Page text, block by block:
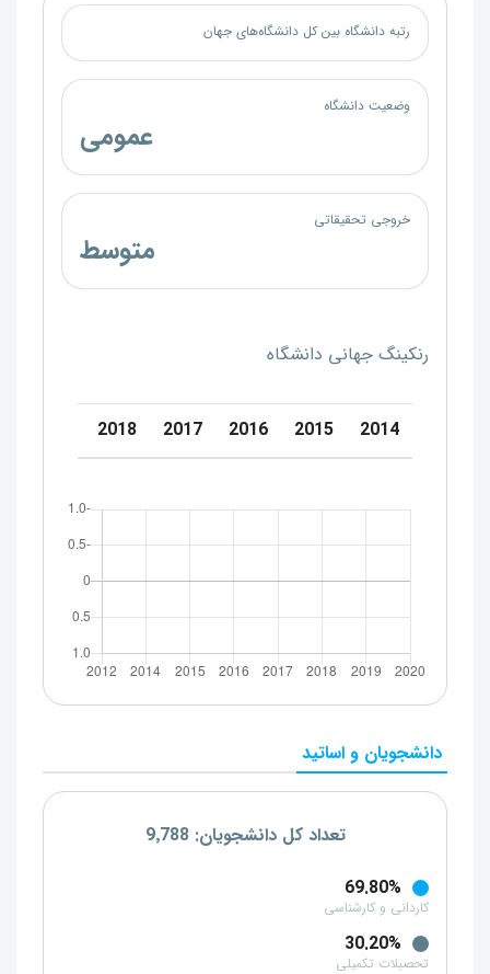
رتبه دانشگاه بین کل دانشگاه‌های جهان
وضعیت دانشگاه
عمومی
خروجی تحقیقاتی
متوسط
رنکینگ جهانی دانشگاه
2014
2015
2016
2017
2018
دانشجویان و اساتید
تعداد کل دانشجویان: 9٬788
69.80%
کاردانی و کارشناسی
30.20%
تحصبلات تکمیلی